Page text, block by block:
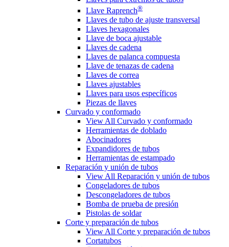
Llave Raprench®
Llaves de tubo de ajuste transversal
Llaves hexagonales
Llave de boca ajustable
Llaves de cadena
Llaves de palanca compuesta
Llave de tenazas de cadena
Llaves de correa
Llaves ajustables
Llaves para usos específicos
Piezas de llaves
Curvado y conformado
View All Curvado y conformado
Herramientas de doblado
Abocinadores
Expandidores de tubos
Herramientas de estampado
Reparación y unión de tubos
View All Reparación y unión de tubos
Congeladores de tubos
Descongeladores de tubos
Bomba de prueba de presión
Pistolas de soldar
Corte y preparación de tubos
View All Corte y preparación de tubos
Cortatubos